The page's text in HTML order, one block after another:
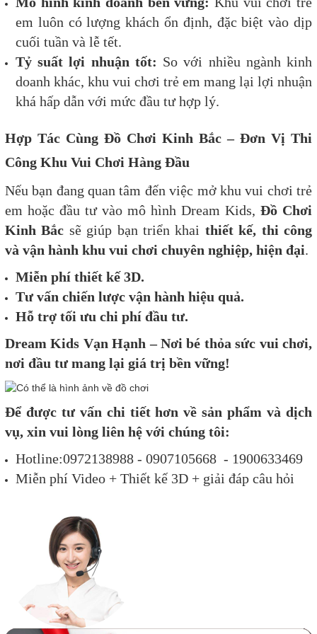
em luôn có lượng khách ổn định, đặc biệt vào dịp
cuối tuần và lễ tết.
Tỷ suất lợi nhuận tốt: So với nhiều ngành kinh
doanh khác, khu vui chơi trẻ em mang lại lợi nhuận
khá hấp dẫn với mức đầu tư hợp lý.
Hợp Tác Cùng Đồ Chơi Kinh Bắc – Đơn Vị Thi
Công Khu Vui Chơi Hàng Đầu
Nếu bạn đang quan tâm đến việc mở khu vui chơi trẻ
em hoặc đầu tư vào mô hình Dream Kids, Đồ Chơi
Kinh Bắc sẽ giúp bạn triển khai thiết kế, thi công
và vận hành khu vui chơi chuyên nghiệp, hiện đại.
Miễn phí thiết kế 3D.
Tư vấn chiến lược vận hành hiệu quả.
Hỗ trợ tối ưu chi phí đầu tư.
Dream Kids Vạn Hạnh – Nơi bé thỏa sức vui chơi,
nơi đầu tư mang lại giá trị bền vững!
Để được tư vấn chi tiết hơn về sản phẩm và dịch
vụ, xin vui lòng liên hệ với chúng tôi:
Hotline:0972138988 - 0907105668 - 1900633469
Miễn phí Video + Thiết kế 3D + giải đáp câu hỏi